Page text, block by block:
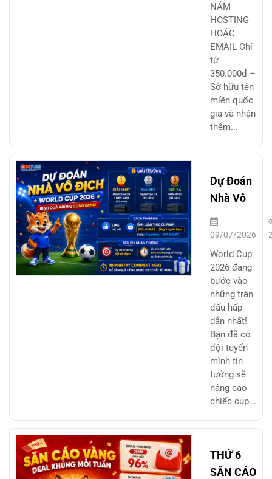
NĂM
HOSTING
HOẶC
EMAIL Chỉ
từ
350.000đ –
Sở hữu tên
miền quốc
gia và nhận
thêm...
Dự Đoán
Nhà Vô
Địch
World
Cup 2026
– Rinh
Quà
Công
Nghệ
Cùng
BKNS
09/07/2026
World Cup
2026 đang
bước vào
những trận
đấu hấp
dẫn nhất!
Bạn đã có
đội tuyển
mình tin
tưởng sẽ
nâng cao
chiếc cúp...
THỨ 6
SĂN CÁO